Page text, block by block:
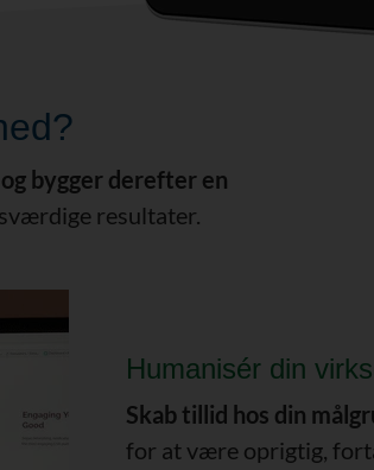
bygger derefter en
resultater.
Humanisér din
Skab tillid hos din
for at være oprigtig,